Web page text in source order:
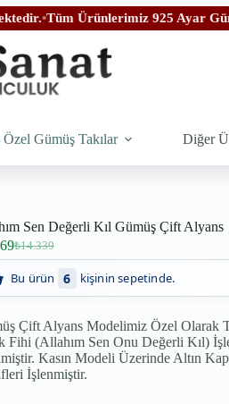
925 Ayar Gümüşten İmal
Gümüş Takılar Diğer
Sen Değerli Kıl Gümüş Çift Alyans
₺14.339
Son 24 saatte 85 kişi inceledi!
Çift Alyans Modelimiz Özel Olarak
Fihi (Allahım Sen Onu Değerli Kıl)
Kasın Modeli Üzerinde Altın
İşlenmiştir.